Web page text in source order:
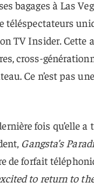
bagages à Las
TV Insider. Cette
cross-
Ce n’est pas
fois qu’elle a
Gangsta’s
de forfait
to return to